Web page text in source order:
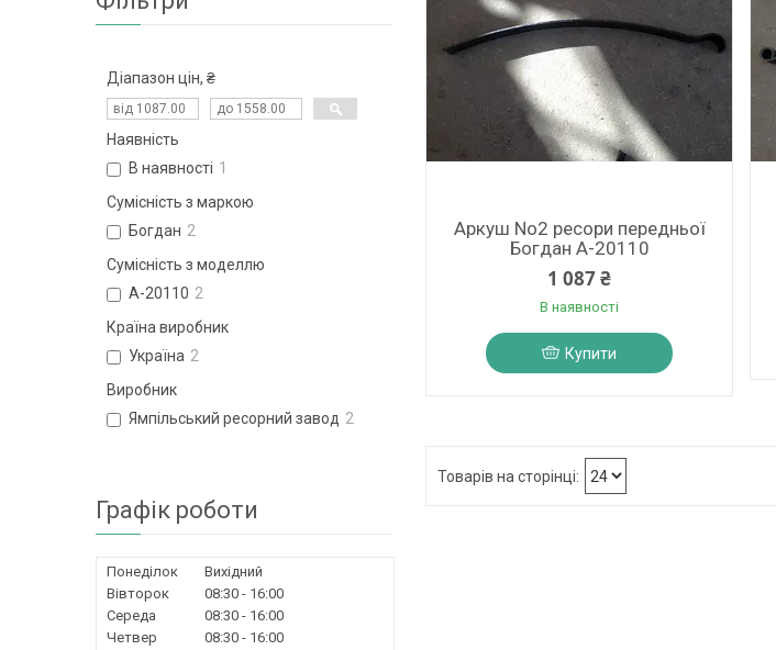
Аркуш No2 ресори передньої
Богдан А-20110
1 087 ₴
В наявності
Купити
Діапазон цін, ₴
Наявність
В наявності 1
Сумісність з маркою
Богдан 2
Сумісність з моделлю
А-20110 2
Країна виробник
Україна 2
Виробник
Ямпільський ресорний завод 2
Графік роботи
Понеділок
Вихідний
Вівторок
08:30
16:00
Середа
08:30
16:00
Четвер
08:30
16:00